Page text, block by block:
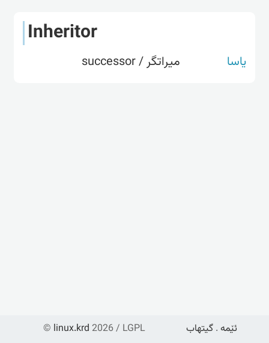
Inheritor
یاسا میراتگر / successor
© linux.krd 2026 / LGPL ئێمە . گیتهاب